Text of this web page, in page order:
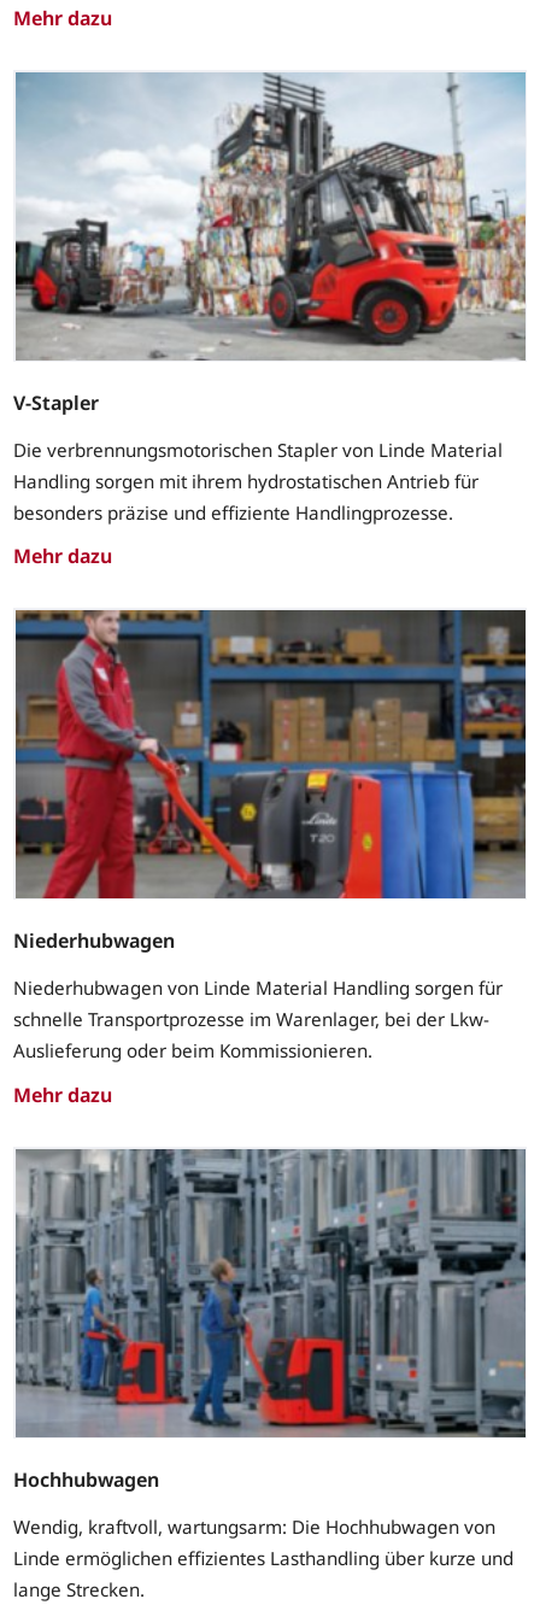
Mehr dazu
V-Stapler
Die verbrennungsmotorischen Stapler von Linde Material
Handling sorgen mit ihrem hydrostatischen Antrieb für
besonders präzise und effiziente Handlingprozesse.
Mehr dazu
Niederhubwagen
Niederhubwagen von Linde Material Handling sorgen für
schnelle Transportprozesse im Warenlager, bei der Lkw-
Auslieferung oder beim Kommissionieren.
Mehr dazu
Hochhubwagen
Wendig, kraftvoll, wartungsarm: Die Hochhubwagen von
Linde ermöglichen effizientes Lasthandling über kurze und
lange Strecken.